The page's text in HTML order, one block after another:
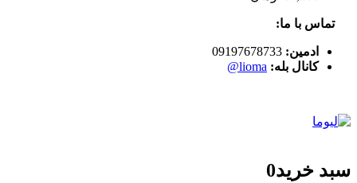
تماس با ما:
ادمین:
کانال بله: lioma@
سبد خرید0